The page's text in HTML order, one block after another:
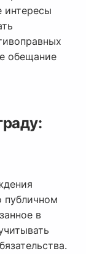
интересы
обещание
публичном
в